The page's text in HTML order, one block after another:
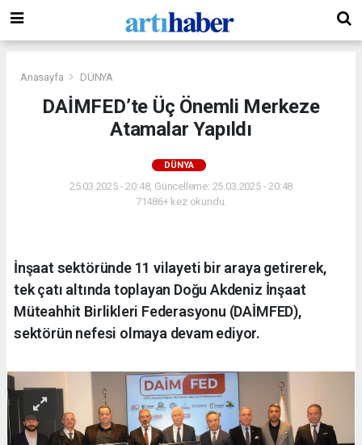
Anasayfa DÜNYA
DAİMFED’te Üç Önemli Merkeze
Atamalar Yapıldı
DÜNYA
25.03.2025 - 20:48, Güncelleme: 25.03.2025 - 20:48
71486+ kez okundu.
İnşaat sektöründe 11 vilayeti bir araya getirerek,
tek çatı altında toplayan Doğu Akdeniz İnşaat
Müteahhit Birlikleri Federasyonu (DAİMFED),
sektörün nefesi olmaya devam ediyor.